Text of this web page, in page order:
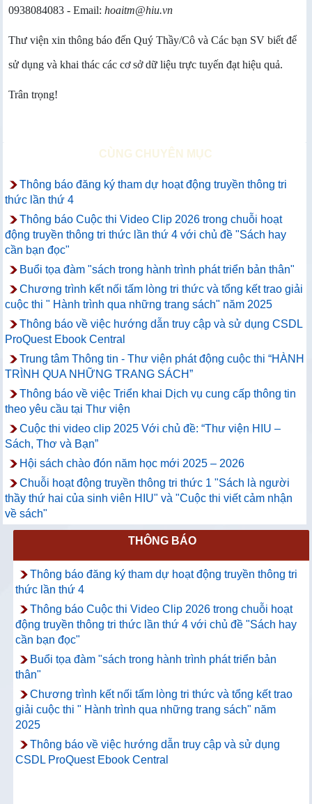
0938084083 - Email: hoaitm@hiu.vn
Thư viện xin thông báo đến Quý Thầy/Cô và Các bạn SV biết để
sử dụng và khai thác các cơ sở dữ liệu trực tuyến đạt hiệu quả.
Trân trọng!
CÙNG CHUYÊN MỤC
Thông báo đăng ký tham dự hoạt động truyền thông tri
thức lần thứ 4
Thông báo Cuộc thi Video Clip 2026 trong chuỗi hoạt
động truyền thông tri thức lần thứ 4 với chủ đề "Sách hay
cần bạn đọc"
Buổi tọa đàm "sách trong hành trình phát triển bản thân"
Chương trình kết nối tấm lòng tri thức và tổng kết trao giải
cuộc thi " Hành trình qua những trang sách" năm 2025
Thông báo về việc hướng dẫn truy cập và sử dụng CSDL
ProQuest Ebook Central
Trung tâm Thông tin - Thư viện phát động cuộc thi “HÀNH
TRÌNH QUA NHỮNG TRANG SÁCH”
Thông báo về việc Triển khai Dịch vụ cung cấp thông tin
theo yêu cầu tại Thư viện
Cuộc thi video clip 2025 Với chủ đề: “Thư viện HIU –
Sách, Thơ và Bạn”
Hội sách chào đón năm học mới 2025 – 2026
Chuỗi hoạt động truyền thông tri thức 1 "Sách là người
thầy thứ hai của sinh viên HIU" và "Cuộc thi viết cảm nhận
về sách"
THÔNG BÁO
Thông báo đăng ký tham dự hoạt động truyền thông tri
thức lần thứ 4
Thông báo Cuộc thi Video Clip 2026 trong chuỗi hoạt
động truyền thông tri thức lần thứ 4 với chủ đề "Sách hay
cần bạn đọc"
Buổi tọa đàm "sách trong hành trình phát triển bản
thân"
Chương trình kết nối tấm lòng tri thức và tổng kết trao
giải cuộc thi " Hành trình qua những trang sách" năm
2025
Thông báo về việc hướng dẫn truy cập và sử dụng
CSDL ProQuest Ebook Central